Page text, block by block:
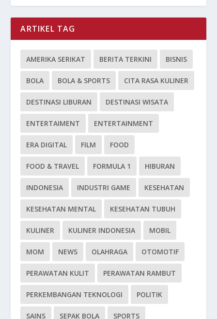
ARTIKEL TAG
AMERIKA SERIKAT BERITA TERKINI BISNIS
BOLA BOLA & SPORTS CITA RASA KULINER
DESTINASI LIBURAN DESTINASI WISATA
ENTERTAIMENT ENTERTAINMENT
ERA DIGITAL FILM FOOD
FOOD & TRAVEL FORMULA 1 HIBURAN
INDONESIA INDUSTRI GAME KESEHATAN
KESEHATAN MENTAL KESEHATAN TUBUH
KULINER KULINER INDONESIA MOBIL
MOM NEWS OLAHRAGA OTOMOTIF
PERAWATAN KULIT PERAWATAN RAMBUT
PERKEMBANGAN TEKNOLOGI POLITIK
SAINS SEPAK BOLA SPORTS